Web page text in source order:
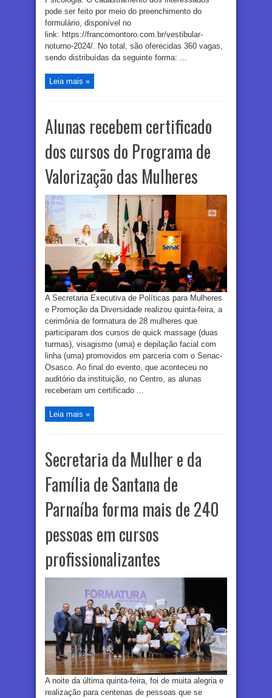
pode ser feito por meio do preenchimento do
formulário, disponível no
link: https://francomontoro.com.br/vestibular-
noturno-2024/. No total, são oferecidas 360 vagas,
sendo distribuídas da seguinte forma: ...
Leia mais »
Alunas recebem certificado
dos cursos do Programa de
Valorização das Mulheres
A Secretaria Executiva de Políticas para Mulheres
e Promoção da Diversidade realizou quinta-feira, a
cerimônia de formatura de 28 mulheres que
participaram dos cursos de quick massage (duas
turmas), visagismo (uma) e depilação facial com
linha (uma) promovidos em parceria com o Senac-
Osasco. Ao final do evento, que aconteceu no
auditório da instituição, no Centro, as alunas
receberam um certificado ...
Leia mais »
Secretaria da Mulher e da
Família de Santana de
Parnaíba forma mais de 240
pessoas em cursos
profissionalizantes
A noite da última quinta-feira, foi de muita alegria e
realização para centenas de pessoas que se